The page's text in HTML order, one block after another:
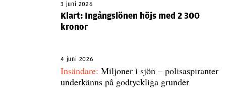
3 juni 2026
Klart: Ingångslönen höjs med 2 300
kronor
4 juni 2026
Insändare: Miljoner i sjön – polisaspiranter
underkänns på godtyckliga grunder